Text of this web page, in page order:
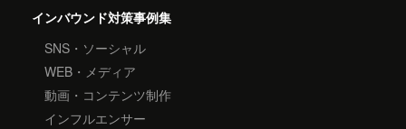
インバウンド対策事例集
SNS・ソーシャル
WEB・メディア
動画・コンテンツ制作
インフルエンサー